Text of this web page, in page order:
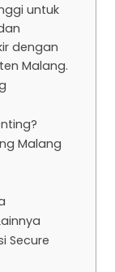
untuk
dengan
Malang.
Malang
Secure